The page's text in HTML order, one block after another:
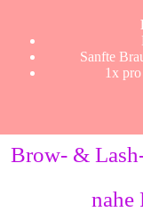
Sanfte
1x
Brow- &
nahe